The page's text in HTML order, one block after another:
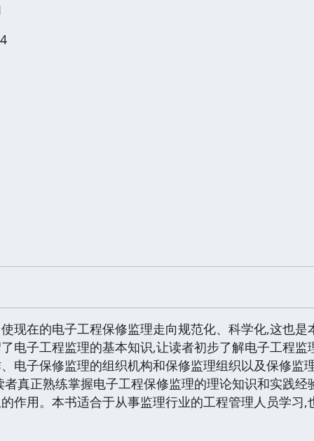
现在的电子工程保修监理走向规范化、科学化,这也是
电子工程监理的基本知识,让读者初步了解电子工程
电子保修监理的组织机构和保修监理组织以及保修监
真正熟练掌握电子工程保修监理的理论知识和实践
作用。本书适合于从事监理行业的工程管理人员学习